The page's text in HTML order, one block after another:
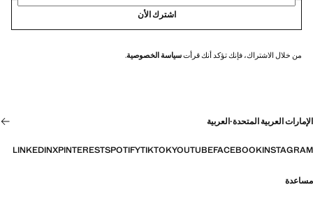
اشترك الأن
من خلال الاشتراك، فإنك تؤكد أنك قرأتسياسة الخصوصية.
الإمارات العربية المتحدة·العربية
INSTAGRAM
FACEBOOK
YOUTUBE
TIKTOK
SPOTIFY
PINTEREST
X
LINKEDIN
مساعدة